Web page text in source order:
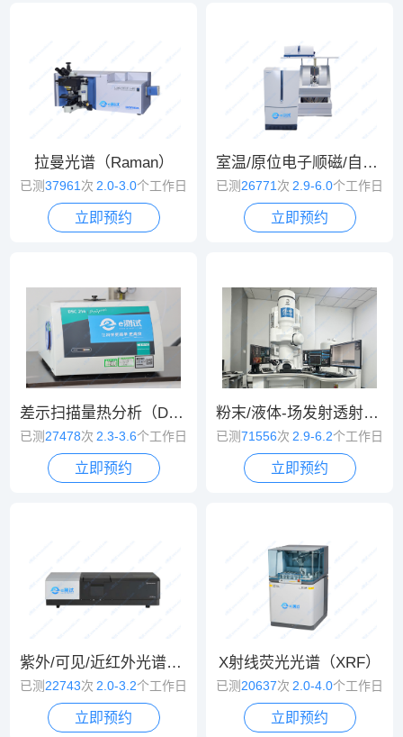
拉曼光谱（Raman）
已测37961次 2.0-3.0个工作日
立即预约
室温/原位电子顺磁/自旋共振波谱（EPR/ESR）
已测26771次 2.9-6.0个工作日
立即预约
差示扫描量热分析（DSC）
已测27478次 2.3-3.6个工作日
立即预约
粉末/液体-场发射透射电镜（TEM）
已测71556次 2.9-6.2个工作日
立即预约
紫外/可见/近红外光谱（UV/VIS/NIR）
已测 22743次 2.0-3.2个工作日
立即预约
X射线荧光光谱（XRF）
已测 20637次 2.0-4.0个工作日
立即预约